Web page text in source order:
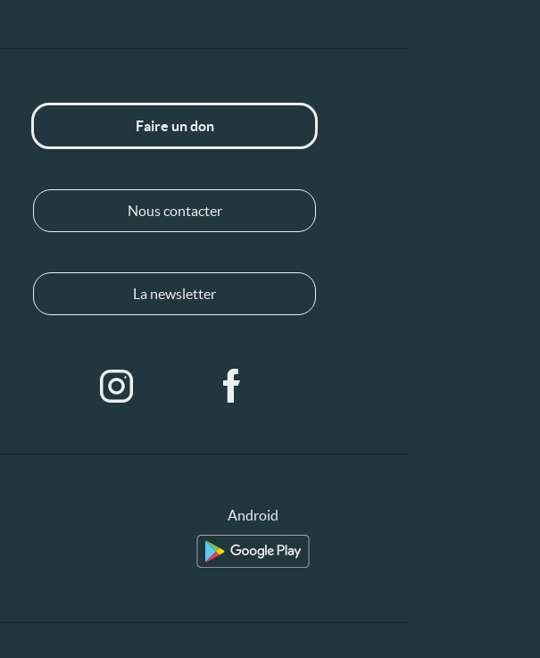
Faire un don
Nous contacter
La newsletter
Android